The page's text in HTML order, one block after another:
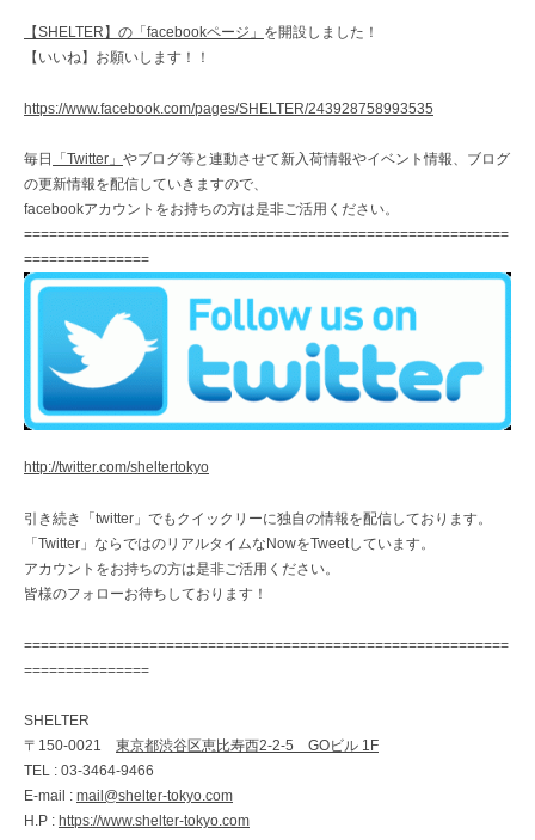
【SHELTER】の「facebookページ」 を開設しました！
【いいね】お願いします！！
https://www.facebook.com/pages/SHELTER/243928758993535
毎日 「Twitter」 やブログ等と連動させて新入荷情報やイベント情報、ブログ
の更新情報を配信していきますので、
facebookアカウントをお持ちの方は是非ご活用ください。
==========================================================
===============
http://twitter.com/sheltertokyo
引き続き「twitter」でもクイックリーに独自の情報を配信しております。
「Twitter」ならではのリアルタイムなNowをTweetしています。
アカウントをお持ちの方は是非ご活用ください。
皆様のフォローお待ちしております！
==========================================================
===============
SHELTER
〒150-0021 東京都渋谷区恵比寿西2-2-5 GOビル 1F
TEL : 03-3464-9466
E-mail : mail@shelter-tokyo.com
H.P : https://www.shelter-tokyo.com